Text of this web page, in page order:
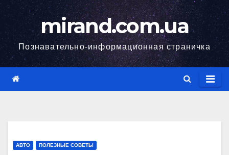
Skip
content
mirand.com.ua
Познавательно-информационная страничка
АВТО ПОЛЕЗНЫЕ СОВЕТЫ